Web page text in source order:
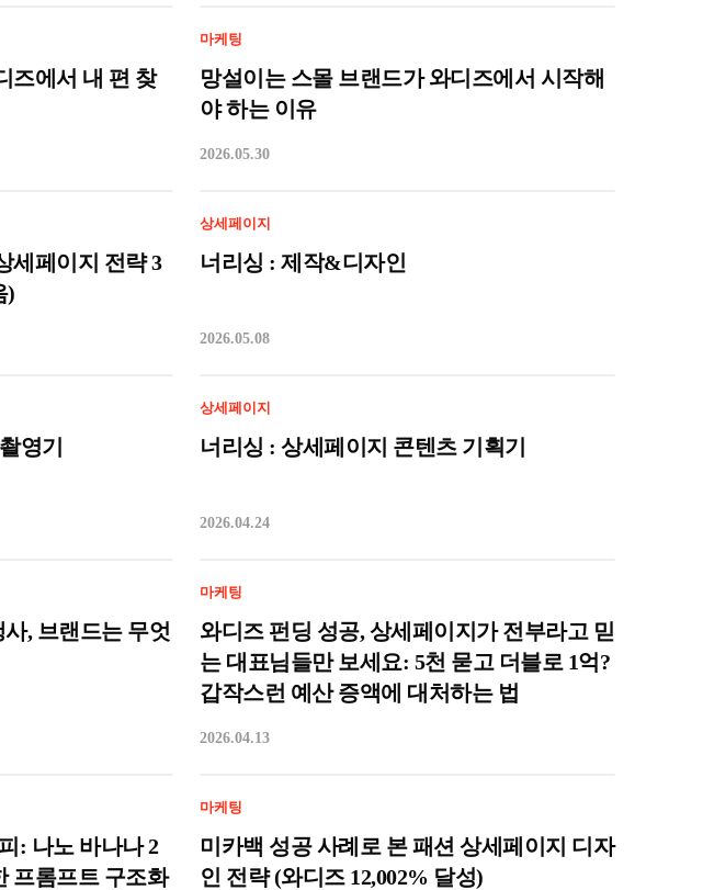
즈에서 내 편 찾
마케팅
망설이는 스몰 브랜드가 와디즈에서 시작해
야 하는 이유
2026.05.30
세페이지 전략 3
)
상세페이지
너리싱 : 제작&디자인
2026.05.08
영기
상세페이지
너리싱 : 상세페이지 콘텐츠 기획기
2026.04.24
, 브랜드는 무엇
마케팅
와디즈 펀딩 성공, 상세페이지가 전부라고 믿
는 대표님들만 보세요: 5천 묻고 더블로 1억?
갑작스런 예산 증액에 대처하는 법
2026.04.13
: 나노 바나나 2
프롬프트 구조화
마케팅
미카백 성공 사례로 본 패션 상세페이지 디자
인 전략 (와디즈 12,002% 달성)